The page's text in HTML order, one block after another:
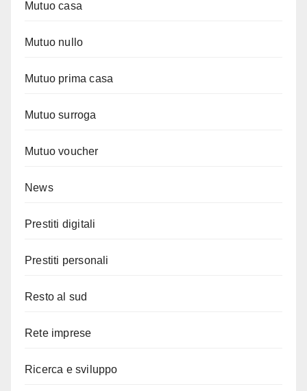
Mutuo casa
Mutuo nullo
Mutuo prima casa
Mutuo surroga
Mutuo voucher
News
Prestiti digitali
Prestiti personali
Resto al sud
Rete imprese
Ricerca e sviluppo